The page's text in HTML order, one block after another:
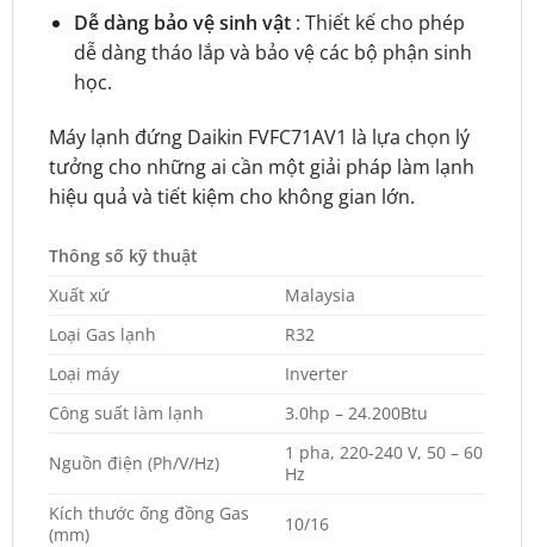
Dễ dàng bảo vệ sinh vật: Thiết kế cho phép
dễ dàng tháo lắp và bảo vệ các bộ phận sinh
học.
Máy lạnh đứng Daikin FVFC71AV1 là lựa chọn lý
tưởng cho những ai cần một giải pháp làm lạnh
hiệu quả và tiết kiệm cho không gian lớn.
Thông số kỹ thuật
Xuất xứ
Malaysia
Loại Gas lạnh
R32
Loại máy
Inverter
Công suất làm lạnh
3.0hp – 24.200Btu
Nguồn điện (Ph/V/Hz)
1 pha, 220-240 V, 50 – 60
Hz
Kích thước ống đồng Gas
(mm)
10/16